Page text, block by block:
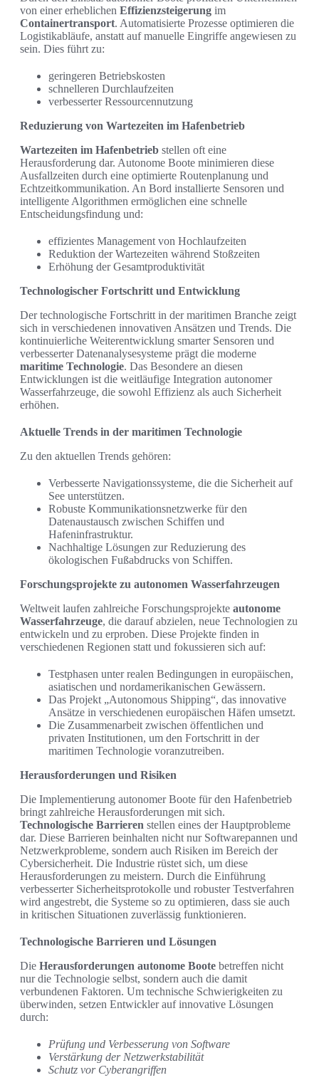
von einer erheblichen Effizienzsteigerung im
Containertransport. Automatisierte Prozesse optimieren die
Logistikabläufe, anstatt auf manuelle Eingriffe angewiesen zu
sein. Dies führt zu:
geringeren Betriebskosten
schnelleren Durchlaufzeiten
verbesserter Ressourcennutzung
Reduzierung von Wartezeiten im Hafenbetrieb
Wartezeiten im Hafenbetrieb stellen oft eine
Herausforderung dar. Autonome Boote minimieren diese
Ausfallzeiten durch eine optimierte Routenplanung und
Echtzeitkommunikation. An Bord installierte Sensoren und
intelligente Algorithmen ermöglichen eine schnelle
Entscheidungsfindung und:
effizientes Management von Hochlaufzeiten
Reduktion der Wartezeiten während Stoßzeiten
Erhöhung der Gesamtproduktivität
Technologischer Fortschritt und Entwicklung
Der technologische Fortschritt in der maritimen Branche zeigt
sich in verschiedenen innovativen Ansätzen und Trends. Die
kontinuierliche Weiterentwicklung smarter Sensoren und
verbesserter Datenanalysesysteme prägt die moderne
maritime Technologie. Das Besondere an diesen
Entwicklungen ist die weitläufige Integration autonomer
Wasserfahrzeuge, die sowohl Effizienz als auch Sicherheit
erhöhen.
Aktuelle Trends in der maritimen Technologie
Zu den aktuellen Trends gehören:
Verbesserte Navigationssysteme, die die Sicherheit auf
See unterstützen.
Robuste Kommunikationsnetzwerke für den
Datenaustausch zwischen Schiffen und
Hafeninfrastruktur.
Nachhaltige Lösungen zur Reduzierung des
ökologischen Fußabdrucks von Schiffen.
Forschungsprojekte zu autonomen Wasserfahrzeugen
Weltweit laufen zahlreiche Forschungsprojekte autonome
Wasserfahrzeuge, die darauf abzielen, neue Technologien zu
entwickeln und zu erproben. Diese Projekte finden in
verschiedenen Regionen statt und fokussieren sich auf:
Testphasen unter realen Bedingungen in europäischen,
asiatischen und nordamerikanischen Gewässern.
Das Projekt „Autonomous Shipping“, das innovative
Ansätze in verschiedenen europäischen Häfen umsetzt.
Die Zusammenarbeit zwischen öffentlichen und
privaten Institutionen, um den Fortschritt in der
maritimen Technologie voranzutreiben.
Herausforderungen und Risiken
Die Implementierung autonomer Boote für den Hafenbetrieb
bringt zahlreiche Herausforderungen mit sich.
Technologische Barrieren stellen eines der Hauptprobleme
dar. Diese Barrieren beinhalten nicht nur Softwarepannen und
Netzwerkprobleme, sondern auch Risiken im Bereich der
Cybersicherheit. Die Industrie rüstet sich, um diese
Herausforderungen zu meistern. Durch die Einführung
verbesserter Sicherheitsprotokolle und robuster Testverfahren
wird angestrebt, die Systeme so zu optimieren, dass sie auch
in kritischen Situationen zuverlässig funktionieren.
Technologische Barrieren und Lösungen
Die Herausforderungen autonome Boote betreffen nicht
nur die Technologie selbst, sondern auch die damit
verbundenen Faktoren. Um technische Schwierigkeiten zu
überwinden, setzen Entwickler auf innovative Lösungen
durch:
Prüfung und Verbesserung von Software
Verstärkung der Netzwerkstabilität
Schutz vor Cyberangriffen